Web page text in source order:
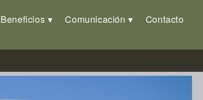
Beneficios Comunicación Contacto